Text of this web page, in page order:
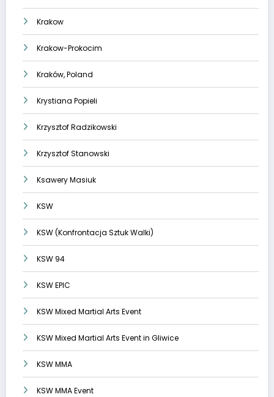
Krakow
Krakow-Prokocim
Kraków, Poland
Krystiana Popieli
Krzysztof Radzikowski
Krzysztof Stanowski
Ksawery Masiuk
KSW
KSW (Konfrontacja Sztuk Walki)
KSW 94
KSW EPIC
KSW Mixed Martial Arts Event
KSW Mixed Martial Arts Event in Gliwice
KSW MMA
KSW MMA Event